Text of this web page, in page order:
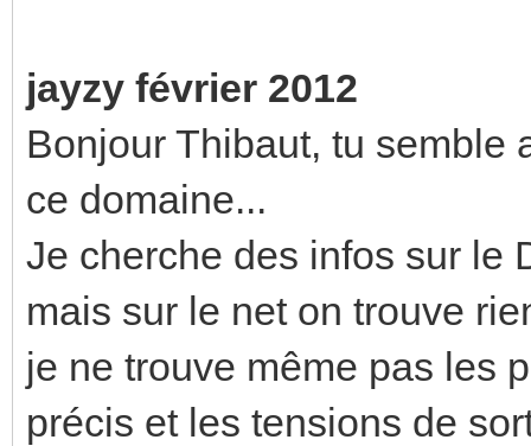
jayzy février 2012
Bonjour Thibaut, tu semble
ce domaine...
Je cherche des infos sur le
mais sur le net on trouve
je ne trouve même pas les
précis et les tensions de